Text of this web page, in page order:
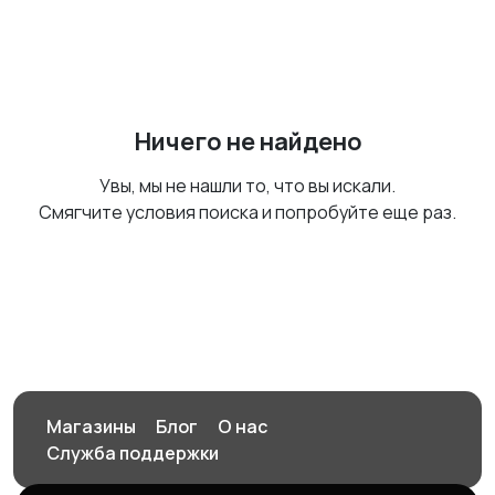
Ничего не найдено
Увы, мы не нашли то, что вы искали.
Смягчите условия поиска и попробуйте еще раз.
Магазины Блог
О нас
Служба поддержки